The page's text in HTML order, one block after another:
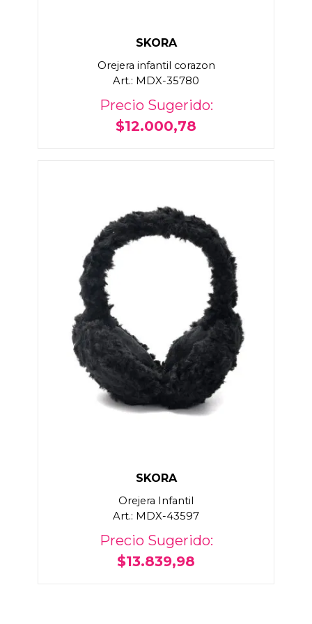
SKORA
Orejera infantil corazon
Art.: MDX-35780
Precio Sugerido:
$12.000,78
SKORA
Orejera Infantil
Art.: MDX-43597
Precio Sugerido:
$13.839,98